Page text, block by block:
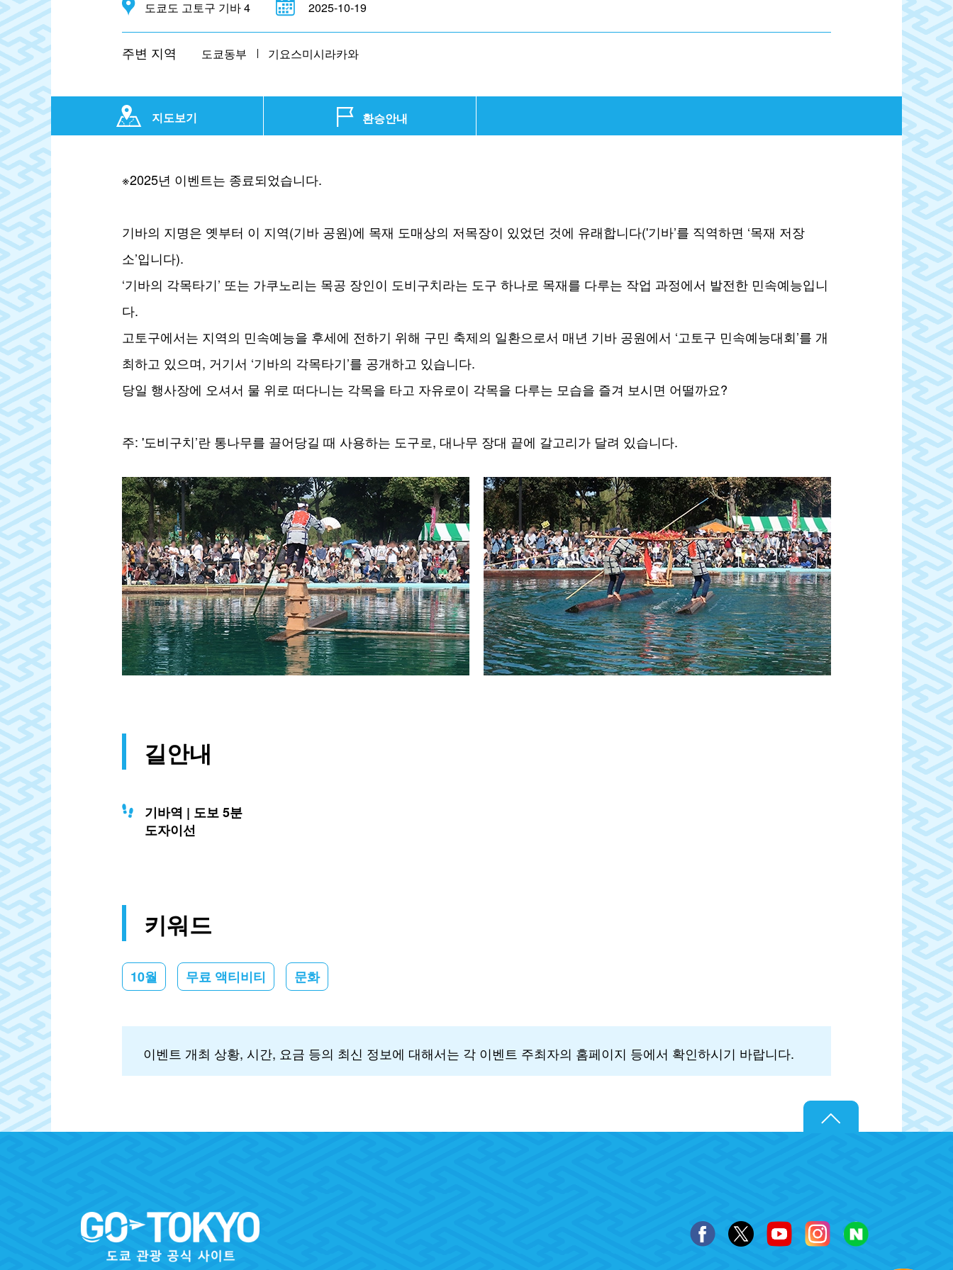
도쿄도 고토구 기바 4 2025-10-19
주변 지역 도쿄동부 기요스미시라카와
지도보기 환승안내
※2025년 이벤트는 종료되었습니다.
기바의 지명은 옛부터 이 지역(기바 공원)에 목재 도매상의 저목장이 있었던 것에 유래합니다('기바’를 직역하면 ‘목재 저장
소’입니다).
‘기바의 각목타기’ 또는 가쿠노리는 목공 장인이 도비구치라는 도구 하나로 목재를 다루는 작업 과정에서 발전한 민속예능입니
다.
고토구에서는 지역의 민속예능을 후세에 전하기 위해 구민 축제의 일환으로서 매년 기바 공원에서 ‘고토구 민속예능대회’를 개
최하고 있으며, 거기서 ‘기바의 각목타기’를 공개하고 있습니다.
당일 행사장에 오셔서 물 위로 떠다니는 각목을 타고 자유로이 각목을 다루는 모습을 즐겨 보시면 어떨까요?
주: '도비구치’란 통나무를 끌어당길 때 사용하는 도구로, 대나무 장대 끝에 갈고리가 달려 있습니다.
길안내
기바역 | 도보 5분
도자이선
키워드
10월 무료 액티비티 문화
이벤트 개최 상황, 시간, 요금 등의 최신 정보에 대해서는 각 이벤트 주최자의 홈페이지 등에서 확인하시기 바랍니다.